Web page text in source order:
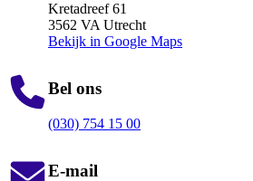
Kretadreef 61
3562 VA Utrecht
Bekijk in Google Maps
Bel ons
(030) 754 15 00
E-mail